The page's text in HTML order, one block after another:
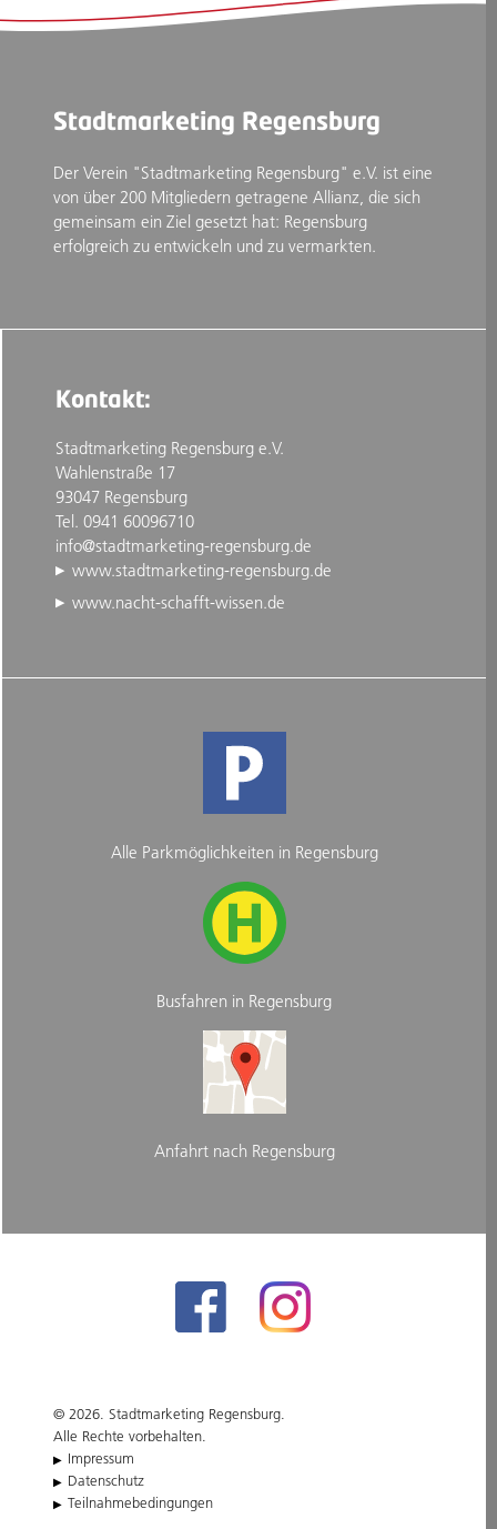
Stadtmarketing Regensburg
Der Verein "Stadtmarketing Regensburg" e.V. ist eine
von über 200 Mitgliedern getragene Allianz, die sich
gemeinsam ein Ziel gesetzt hat: Regensburg
erfolgreich zu entwickeln und zu vermarkten.
Kontakt:
Stadtmarketing Regensburg e.V.
Wahlenstraße 17
93047 Regensburg
Tel. 0941 60096710
info@stadtmarketing-regensburg.de
www.stadtmarketing-regensburg.de
www.nacht-schafft-wissen.de
Alle Parkmöglichkeiten in Regensburg
Busfahren in Regensburg
Anfahrt nach Regensburg
© 2026. Stadtmarketing Regensburg.
Alle Rechte vorbehalten.
Impressum
Datenschutz
Teilnahmebedingungen